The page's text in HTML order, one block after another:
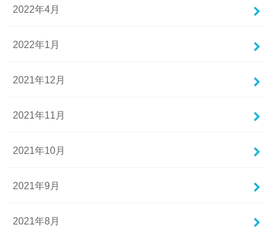
2022年4月
2022年1月
2021年12月
2021年11月
2021年10月
2021年9月
2021年8月